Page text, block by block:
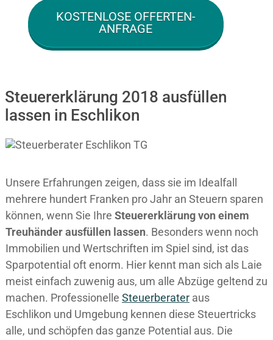
KOSTENLOSE OFFERTEN-
ANFRAGE
Steuererklärung 2018 ausfüllen
lassen in Eschlikon
Unsere Erfahrungen zeigen, dass sie im Idealfall
mehrere hundert Franken pro Jahr an Steuern sparen
können, wenn Sie Ihre Steuererklärung von einem
Treuhänder ausfüllen lassen. Besonders wenn noch
Immobilien und Wertschriften im Spiel sind, ist das
Sparpotential oft enorm. Hier kennt man sich als Laie
meist einfach zuwenig aus, um alle Abzüge geltend zu
machen. Professionelle Steuerberater aus
Eschlikon und Umgebung kennen diese Steuertricks
alle, und schöpfen das ganze Potential aus. Die